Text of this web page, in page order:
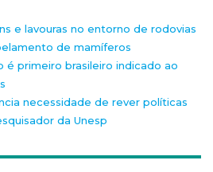
e lavouras no entorno de rodovias
de mamíferos
é primeiro brasileiro indicado ao
necessidade de rever políticas
da Unesp